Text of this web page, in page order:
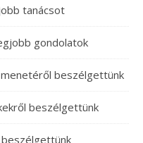
tanácsot
gondolatok
beszélgettünk
beszélgettünk